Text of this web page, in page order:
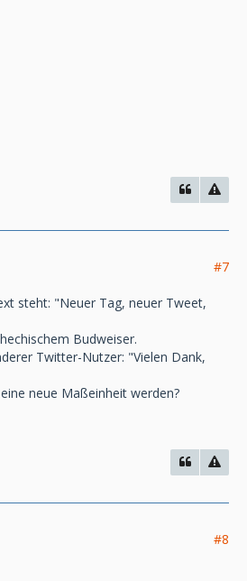
#7
steht: "Neuer Tag, neuer Tweet,
Budweiser.
Twitter-Nutzer: "Vielen Dank,
neue Maßeinheit werden?
#8